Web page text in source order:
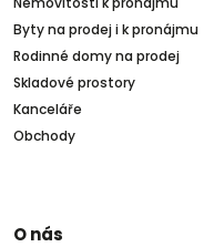
Byty na prodej i k pronájmu
Rodinné domy na prodej
Skladové prostory
Kanceláře
Obchody
O nás